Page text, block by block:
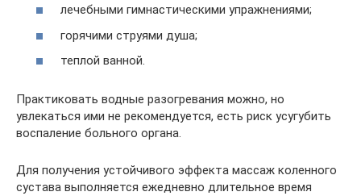
лечебными гимнастическими упражнениями;
горячими струями душа;
теплой ванной.
Практиковать водные разогревания можно, но
увлекаться ими не рекомендуется, есть риск усугубить
воспаление больного органа.
Для получения устойчивого эффекта массаж коленного
сустава выполняется ежедневно длительное время